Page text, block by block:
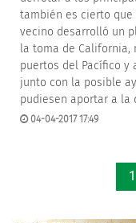
también es cierto
vecino desarrolló un
la toma de California,
puertos del Pacífico y
junto con la posible
pudiesen aportar a la
04-04-2017 17:49
1